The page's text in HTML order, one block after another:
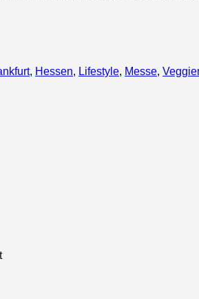
, Hessen, Lifestyle, Messe,